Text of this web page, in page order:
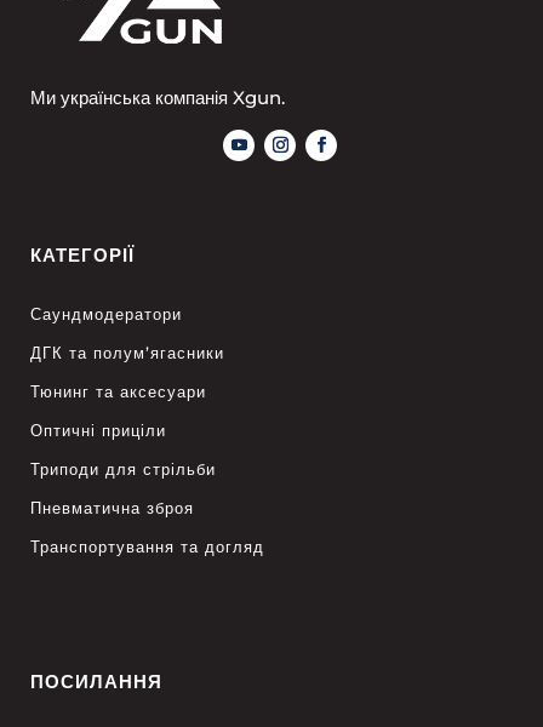
Ми українська компанія Xgun.
КАТЕГОРІЇ
Саундмодератори
ДГК та полум’ягасники
Тюнинг та аксесуари
Оптичні приціли
Триподи для стрільби
Пневматична зброя
Транспортування та догляд
ПОСИЛАННЯ